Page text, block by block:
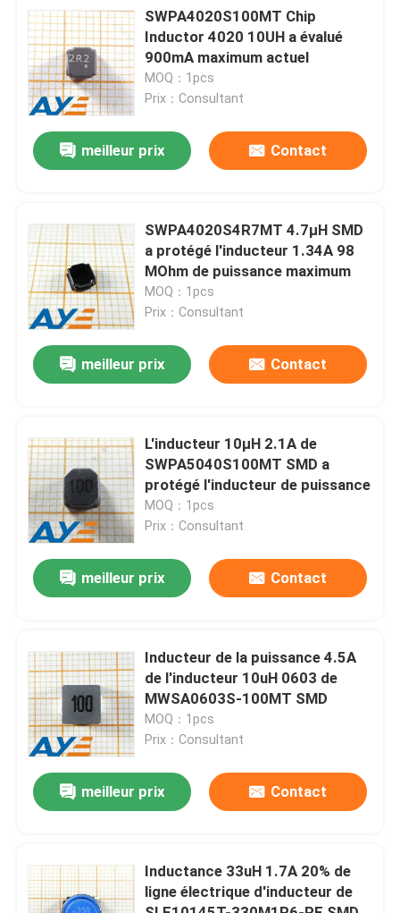
Produits
Vidéos
Au sujet de nous
Contrôle de qualité
Contactez-nous
Demandez une citation
Circuits intégrés IC
SWPA4020S100MT Chip
Inductor 4020 10UH a évalué
900mA maximum actuel
MOQ：1pcs
Prix：Consultant
meilleur prix Contact
SWPA4020S4R7MT 4.7µH SMD
a protégé l'inducteur 1.34A 98
MOhm de puissance maximum
MOQ：1pcs
Prix：Consultant
meilleur prix Contact
L'inducteur 10μH 2.1A de
SWPA5040S100MT SMD a
protégé l'inducteur de puissance
MOQ：1pcs
Prix：Consultant
meilleur prix Contact
Inducteur de la puissance 4.5A
de l'inducteur 10uH 0603 de
MWSA0603S-100MT SMD
MOQ：1pcs
Prix：Consultant
meilleur prix Contact
Inductance 33uH 1.7A 20% de
ligne électrique d'inducteur de